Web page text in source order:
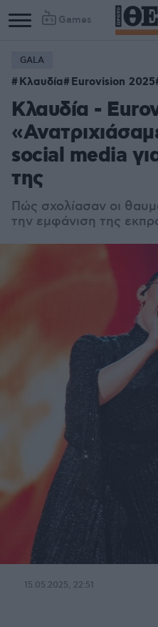
Games
GALA
Κλαυδία Eurovision 2025
Κλαυδία -
social media
της
Πώς σχολίασαν οι
την εμφάνιση της
15.05.2025, 22:51